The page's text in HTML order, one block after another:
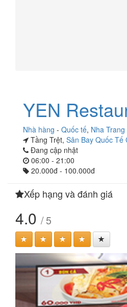
YEN
Nhà hàng - Quốc tế, Nha Trang
Tầng Trệt, Sân Bay Quốc Tế
Đang cập nhật
06:00 - 21:00
20.000đ - 100.000đ
Xếp hạng và đánh giá
4.0 / 5